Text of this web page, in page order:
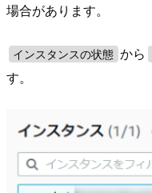
場合があります。
インスタンスの状態 から
す。